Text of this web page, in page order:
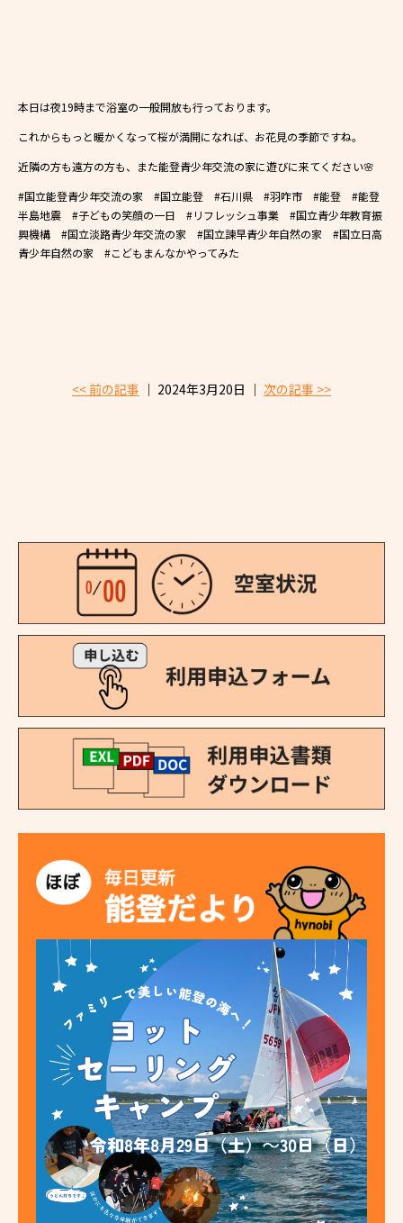
本日は夜19時まで浴室の一般開放も行っております。
これからもっと暖かくなって桜が満開になれば、お花見の季節ですね。
近隣の方も遠方の方も、また能登青少年交流の家に遊びに来てください🌸
#国立能登青少年交流の家 #国立能登 #石川県 #羽咋市 #能登 #能登
半島地震 #子どもの笑顔の一日 #リフレッシュ事業 #国立青少年教育振
興機構 #国立淡路青少年交流の家 #国立諫早青少年自然の家 #国立日高
青少年自然の家 #こどもまんなかやってみた
<< 前の記事 │ 2024年3月20日 │ 次の記事 >>